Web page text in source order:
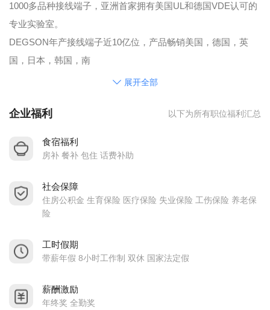
1000多品种接线端子，亚洲首家拥有美国UL和德国VDE认可的
专业实验室。
DEGSON年产接线端子近10亿位，产品畅销美国，德国，英
国，日本，韩国，南
非…等90多个国家和地区，为全球工业自动化、仪器仪表、电
交通，新能源等行业，提供优良的产品和服务。
业共发展。
日本，韩国,南非…等70多个国家和地区,为全球
工业自动化、仪器仪表、电梯、电力电气、轨道交通，新能
和服务。
企业风采 DEGSON 每年在全球参加40多个展会（德国、美
公司现有占地面积48137平方米（其中厂房41186平方米，办公
展开全部
企业福利 以下为所有职位福利汇总
食宿福利
房补 餐补 包住 话费补助
社会保障
住房公积金 生育保险 医疗保险 失业保险 工伤保险 养老保
险
工时假期
带薪年假 8小时工作制 双休 国家法定假
薪酬激励
年终奖 全勤奖